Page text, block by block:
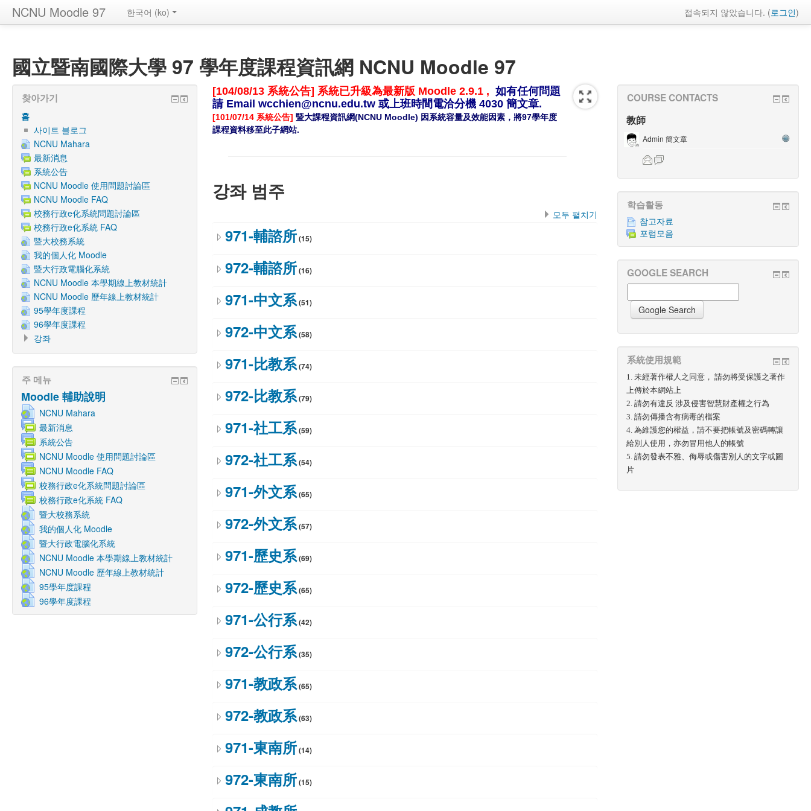
NCNU Moodle 97 접속되지 않았습니다. (로그인)
한국어 ‎(ko)‎
國立暨南國際大學 97 學年度課程資訊網 NCNU Moodle 97
[104/08/13 系統公告] 系統已升級為最新版 Moodle 2.9.1 , 如有任何問題
請 Email wcchien@ncnu.edu.tw 或上班時間電洽分機 4030 簡文章.
[101/07/14 系統公告] 暨大課程資訊網(NCNU Moodle) 因系統容量及效能因素，將97學年度
課程資料移至此子網站.
강좌 범주
모두 펼치기
971-輔諮所(15)
972-輔諮所(16)
971-中文系(51)
972-中文系(58)
971-比教系(74)
972-比教系(79)
971-社工系(59)
972-社工系(54)
971-外文系(65)
972-外文系(57)
971-歷史系(69)
972-歷史系(65)
971-公行系(42)
972-公行系(35)
971-教政系(65)
972-教政系(63)
971-東南所(14)
972-東南所(15)
찾아가기
홈
사이트 블로그
NCNU Mahara
最新消息
系統公告
NCNU Moodle 使用問題討論區
NCNU Moodle FAQ
校務行政e化系統問題討論區
校務行政e化系統 FAQ
暨大校務系統
我的個人化 Moodle
暨大行政電腦化系統
NCNU Moodle 本學期線上教材統計
NCNU Moodle 歷年線上教材統計
95學年度課程
96學年度課程
강좌
주 메뉴
Moodle 輔助說明
NCNU Mahara
最新消息
系統公告
NCNU Moodle 使用問題討論區
NCNU Moodle FAQ
校務行政e化系統問題討論區
校務行政e化系統 FAQ
暨大校務系統
我的個人化 Moodle
暨大行政電腦化系統
NCNU Moodle 本學期線上教材統計
NCNU Moodle 歷年線上教材統計
95學年度課程
96學年度課程
COURSE CONTACTS
教師
Admin 簡文章
학습활동
참고자료
포럼모음
GOOGLE SEARCH
系統使用規範
1. 未經著作權人之同意， 請勿將受保護之著作
上傳於本網站上
2. 請勿有違反 涉及侵害智慧財產權之行為
3. 請勿傳播含有病毒的檔案
4. 為維護您的權益，請不要把帳號及密碼轉讓
給別人使用，亦勿冒用他人的帳號
5. 請勿發表不雅、侮辱或傷害別人的文字或圖
片